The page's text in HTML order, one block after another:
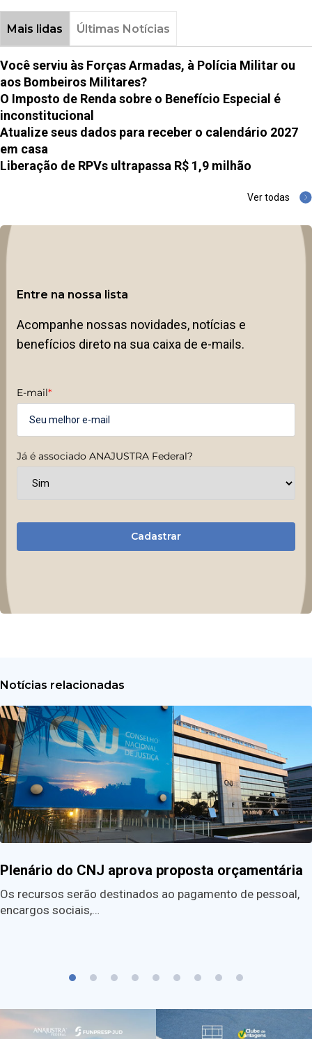
Mais lidas Últimas Notícias
Você serviu às Forças Armadas, à Polícia Militar ou
aos Bombeiros Militares?
O Imposto de Renda sobre o Benefício Especial é
inconstitucional
Atualize seus dados para receber o calendário 2027
em casa
Liberação de RPVs ultrapassa R$ 1,9 milhão
Ver todas
Entre na nossa lista
Acompanhe nossas novidades, notícias e
benefícios direto na sua caixa de e-mails.
E-mail*
Já é associado ANAJUSTRA Federal?
Cadastrar
Notícias relacionadas
Plenário do CNJ aprova proposta orçamentária
Os recursos serão destinados ao pagamento de pessoal,
encargos sociais,…